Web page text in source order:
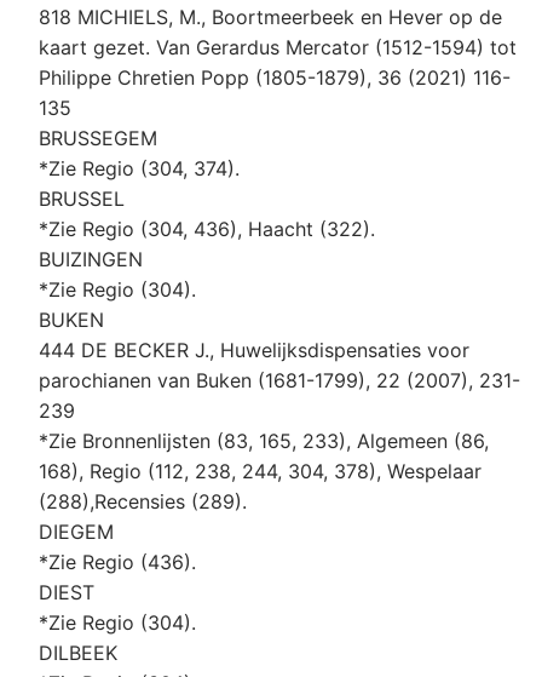
818 MICHIELS, M., Boortmeerbeek en Hever op de
kaart gezet. Van Gerardus Mercator (1512-1594) tot
Philippe Chretien Popp (1805-1879), 36 (2021) 116-
135
BRUSSEGEM
*Zie Regio (304, 374).
BRUSSEL
*Zie Regio (304, 436), Haacht (322).
BUIZINGEN
*Zie Regio (304).
BUKEN
444 DE BECKER J., Huwelijksdispensaties voor
parochianen van Buken (1681-1799), 22 (2007), 231-
239
*Zie Bronnenlijsten (83, 165, 233), Algemeen (86,
168), Regio (112, 238, 244, 304, 378), Wespelaar
(288),Recensies (289).
DIEGEM
*Zie Regio (436).
DIEST
*Zie Regio (304).
DILBEEK